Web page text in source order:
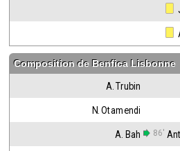
Composition de Benfica Lisbonne
A. Trubin
N. Otamendi
A. Bah 86'